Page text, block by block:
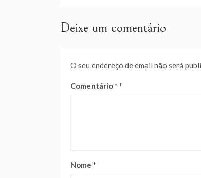
Deixe um comentário
O seu endereço de email não será
Comentário*
Nome *